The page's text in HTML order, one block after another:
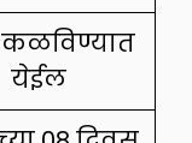
येईल